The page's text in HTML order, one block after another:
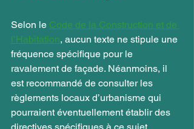
Selon le Code de la Construction et de
l’Habitation, aucun texte ne stipule une
fréquence spécifique pour le
ravalement de façade. Néanmoins, il
est recommandé de consulter les
règlements locaux d’urbanisme qui
pourraient éventuellement établir des
directives spécifiques à ce sujet.